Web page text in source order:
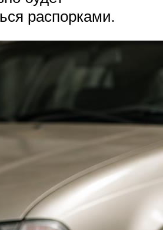
распорками.